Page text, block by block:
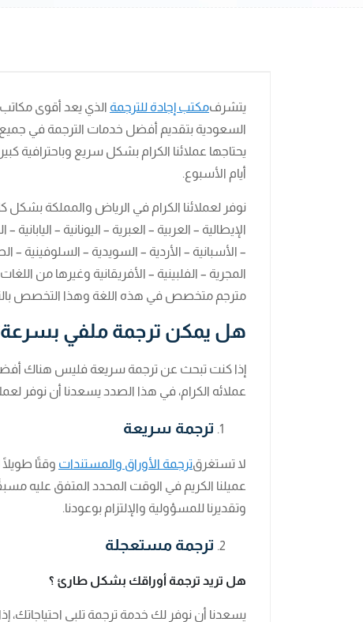
يتشرفمكتب إجادة للترجمة الذي يعد أقوى
السعودية بتقديم أفضل خدمات الترجمة في جميع
يحتاجها عملائنا الكرام بشكل سريع
أيام الأسبوع.
نوفر لعملائنا الكرام في الرياض والمملكة بشكل
الإيطالية – العربية – العبرية – اليونانية – اليابانية
– الأسبانية – الأردية – السويدية – السلوفينية –
المجرية – الفلبينية – الأفريقانية وغيرها من
مترجم متخصص في هذه اللغة وهذا التخصص
هل يمكن ترجمة ملفي
إذا كنت تبحث عن ترجمة سريعة فليس هناك
عملائه الكرام، في هذا الصدد يسعدنا أن نوفر
ترجمة سريعة
لا تستغرقترجمة الأوراق والمستندات وقتًا
عميلنا الكريم في الوقت المحدد المتفق عليه
وتقديرنا للمسؤولية والإلتزام بوعودنا.
ترجمة مستعجلة
هل تريد ترجمة أوراقك بشكل طارئ ؟